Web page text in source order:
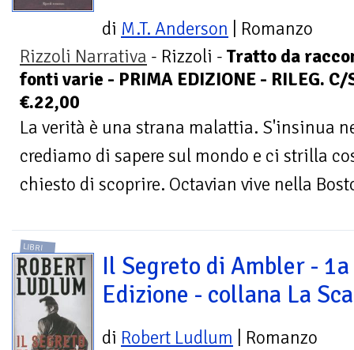
di M.T. Anderson | Romanzo
Rizzoli Narrativa - Rizzoli - Tratto da
fonti varie - PRIMA EDIZIONE - RILEG. C/
€.22,00
La verità è una strana malattia. S'insinua
crediamo di sapere sul mondo e ci strilla
chiesto di scoprire. Octavian vive nella
LIBRI
Il Segreto di Ambler - 1a
Edizione - collana La
di Robert Ludlum | Romanzo